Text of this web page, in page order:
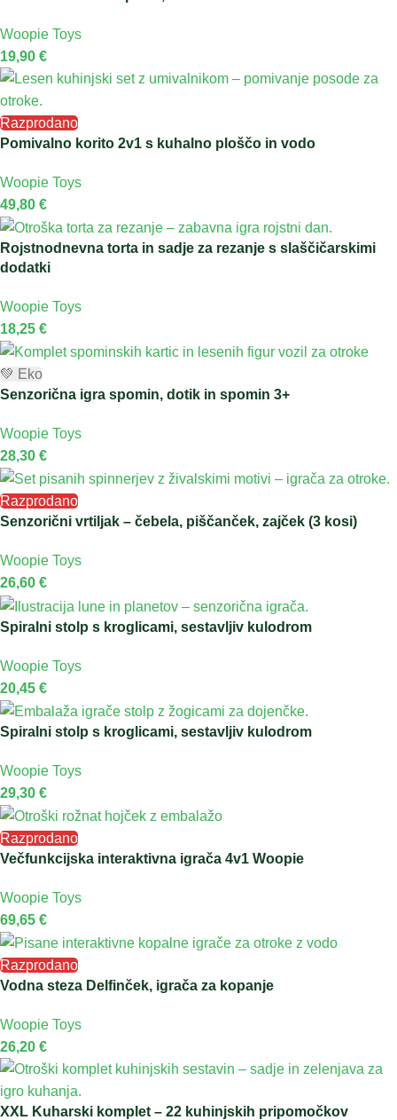
Woopie Toys
19,90 €
Razprodano
Pomivalno korito 2v1 s kuhalno ploščo in vodo
Woopie Toys
49,80 €
Rojstnodnevna torta in sadje za rezanje s slaščičarskimi
dodatki
Woopie Toys
18,25 €
💚 Eko
Senzorična igra spomin, dotik in spomin 3+
Woopie Toys
28,30 €
Razprodano
Senzorični vrtiljak – čebela, piščanček, zajček (3 kosi)
Woopie Toys
26,60 €
Spiralni stolp s kroglicami, sestavljiv kulodrom
Woopie Toys
20,45 €
Spiralni stolp s kroglicami, sestavljiv kulodrom
Woopie Toys
29,30 €
Razprodano
Večfunkcijska interaktivna igrača 4v1 Woopie
Woopie Toys
69,65 €
Razprodano
Vodna steza Delfinček, igrača za kopanje
Woopie Toys
26,20 €
XXL Kuharski komplet – 22 kuhinjskih pripomočkov